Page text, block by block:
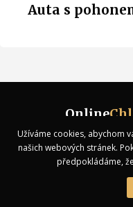
Auta s
Online
Užíváme cookies, abychom
našich webových stránek.
předpokládáme,